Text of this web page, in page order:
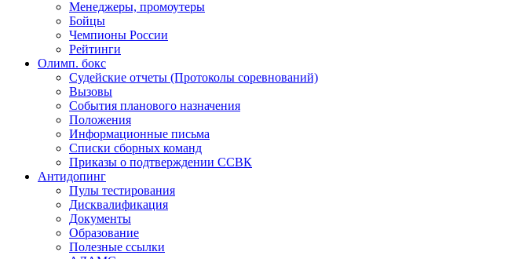
Менеджеры, промоутеры
Бойцы
Чемпионы России
Рейтинги
Олимп. бокс
Судейские отчеты (Протоколы соревнований)
Вызовы
События планового назначения
Положения
Информационные письма
Списки сборных команд
Приказы о подтверждении ССВК
Антидопинг
Пулы тестирования
Дисквалификация
Документы
Образование
Полезные ссылки